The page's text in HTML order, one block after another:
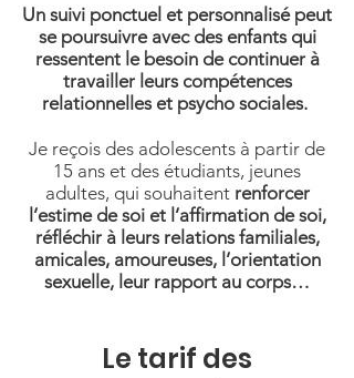
Un suivi ponctuel et personnalisé peut
se poursuivre avec des enfants qui
ressentent le besoin de continuer à
travailler leurs compétences
relationnelles et psycho sociales.
Je reçois des adolescents à partir de
15 ans et des étudiants, jeunes
adultes, qui souhaitent renforcer
l’estime de soi et l’affirmation de soi,
réfléchir à leurs relations familiales,
amicales, amoureuses, l’orientation
sexuelle, leur rapport au corps…
Le tarif des